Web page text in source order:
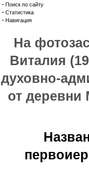
· Поиск по сайту
· Статистика
· Навигация
На
Виталия
духовно-
от деревни